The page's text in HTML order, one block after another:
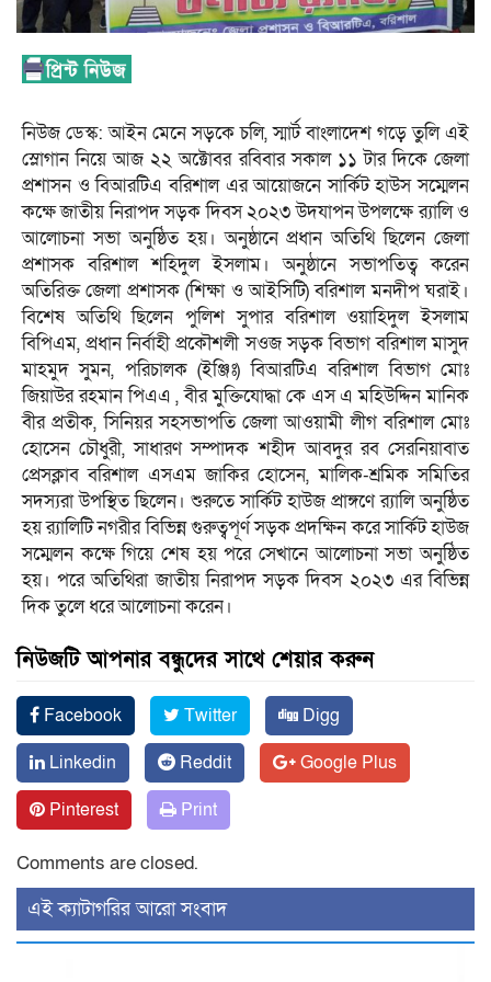
নিউজ ডেস্ক: আইন মেনে সড়কে চলি, স্মার্ট বাংলাদেশ গড়ে তুলি এই
স্লোগান নিয়ে আজ ২২ অক্টোবর রবিবার সকাল ১১ টার দিকে জেলা
প্রশাসন ও বিআরটিএ বরিশাল এর আয়োজনে সার্কিট হাউস সম্মেলন
কক্ষে জাতীয় নিরাপদ সড়ক দিবস ২০২৩ উদযাপন উপলক্ষে র‌্যালি ও
আলোচনা সভা অনুষ্ঠিত হয়। অনুষ্ঠানে প্রধান অতিথি ছিলেন জেলা
প্রশাসক বরিশাল শহিদুল ইসলাম। অনুষ্ঠানে সভাপতিত্ব করেন
অতিরিক্ত জেলা প্রশাসক (শিক্ষা ও আইসিটি) বরিশাল মনদীপ ঘরাই।
বিশেষ অতিথি ছিলেন পুলিশ সুপার বরিশাল ওয়াহিদুল ইসলাম
বিপিএম, প্রধান নির্বাহী প্রকৌশলী সওজ সড়ক বিভাগ বরিশাল মাসুদ
মাহমুদ সুমন, পরিচালক (ইঞ্জিঃ) বিআরটিএ বরিশাল বিভাগ মোঃ
জিয়াউর রহমান পিএএ , বীর মুক্তিযোদ্ধা কে এস এ মহিউদ্দিন মানিক
বীর প্রতীক, সিনিয়র সহসভাপতি জেলা আওয়ামী লীগ বরিশাল মোঃ
হোসেন চৌধুরী, সাধারণ সম্পাদক শহীদ আবদুর রব সেরনিয়াবাত
প্রেসক্লাব বরিশাল এসএম জাকির হোসেন, মালিক-শ্রমিক সমিতির
সদস্যরা উপস্থিত ছিলেন। শুরুতে সার্কিট হাউজ প্রাঙ্গণে র‌্যালি অনুষ্ঠিত
হয় র‌্যালিটি নগরীর বিভিন্ন গুরুত্বপূর্ণ সড়ক প্রদক্ষিন করে সার্কিট হাউজ
সম্মেলন কক্ষে গিয়ে শেষ হয় পরে সেখানে আলোচনা সভা অনুষ্ঠিত
হয়। পরে অতিথিরা জাতীয় নিরাপদ সড়ক দিবস ২০২৩ এর বিভিন্ন
দিক তুলে ধরে আলোচনা করেন।
নিউজটি আপনার বন্ধুদের সাথে শেয়ার করুন
Facebook Twitter
Digg
Linkedin
Reddit
Google Plus
Pinterest
Print
Comments are closed.
‍এই ক্যাটাগরির ‍আরো সংবাদ